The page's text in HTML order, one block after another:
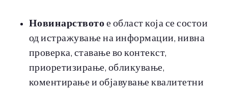
Новинарството е област која се состои
од истражување на информации, нивна
проверка, ставање во контекст,
приоретизирање, обликување,
коментирање и објавување квалитетни